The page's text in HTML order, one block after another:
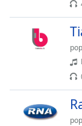
Remaining
Chapters
pop
pop